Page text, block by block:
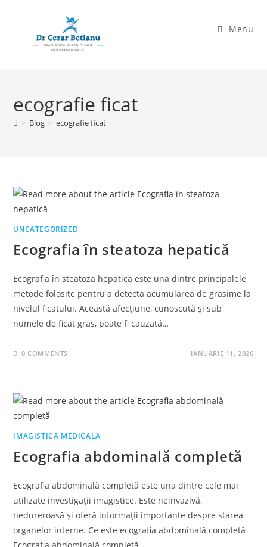
Menu
ecografie ficat
> Blog > ecografie ficat
UNCATEGORIZED
Ecografia în steatoza hepatică
Ecografia în steatoza hepatică este una dintre principalele
metode folosite pentru a detecta acumularea de grăsime la
nivelul ficatului. Această afecțiune, cunoscută și sub
numele de ficat gras, poate fi cauzată…
0 COMMENTS IANUARIE 11, 2026
IMAGISTICA MEDICALA
Ecografia abdominală completă
Ecografia abdominală completă este una dintre cele mai
utilizate investigații imagistice. Este neinvazivă,
nedureroasă și oferă informații importante despre starea
organelor interne. Ce este ecografia abdominală completă